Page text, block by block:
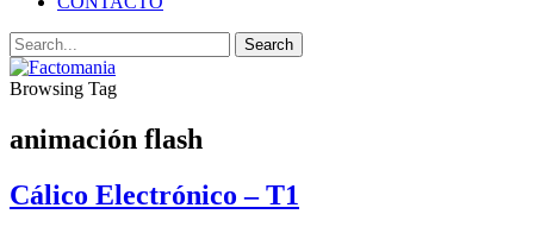
Browsing Tag
animación flash
Cálico Electrónico – T1